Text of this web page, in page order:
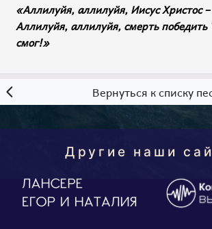
«Аллилуйя, аллилуйя, Иисус Христос
Аллилуйя, аллилуйя, смерть
смог!»
Вернуться к списку
Другие наши